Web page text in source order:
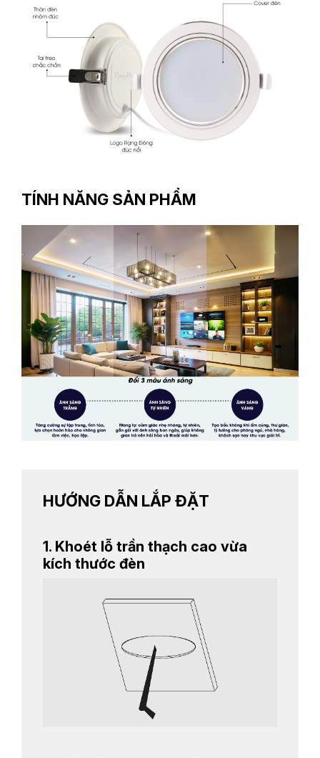
TÍNH NĂNG SẢN PHẨM
HƯỚNG DẪN LẮP ĐẶT
1. Khoét lỗ trần thạch cao vừa
kích thước đèn